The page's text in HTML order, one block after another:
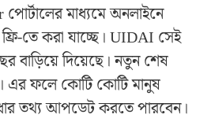
মাধ্যমে অনলাইনে
তে করা যাচ্ছে। UIDAI সেই
দিয়েছে। নতুন শেষ
ফলে কোটি কোটি মানুষ
তথ্য আপডেট করতে পারবেন।